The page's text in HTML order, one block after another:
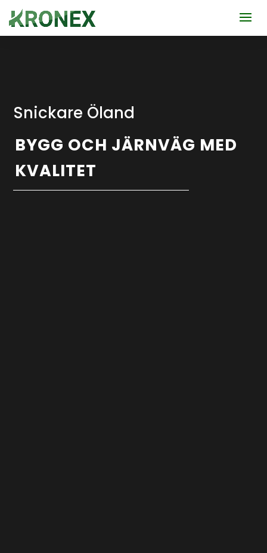
Snickare Öland
BYGG OCH JÄRNVÄG MED
KVALITET